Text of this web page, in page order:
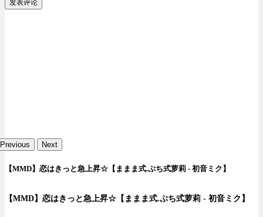
发表评论
Previous Next
【MMD】恋はきっと急上昇☆【ままま式.ぷち式萝莉 - 初音ミク】
【MMD】恋はきっと急上昇☆【ままま式.ぷち式萝莉 - 初音ミク】